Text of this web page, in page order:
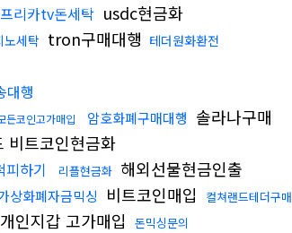
리카tv돈세탁 usdc현금화
노세탁 tron구매대행 테더원화환전
대행
든코인고가매입 암호화폐구매대행 솔라나구매
비트코인현금화
피하기 리플현금화 해외선물현금인출
상화폐자금믹싱 비트코인매입 컬쳐랜드테더구매
개인지갑 고가매입 돈믹싱문의